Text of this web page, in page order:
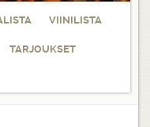
VIINILISTA
TARJOUKSET